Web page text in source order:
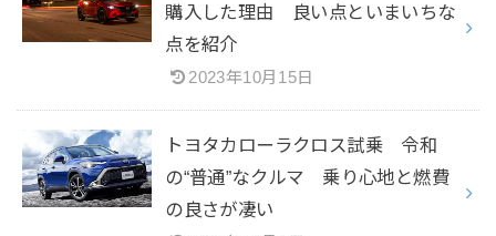
購入した理由 良い点といまいちな
点を紹介
2023年10月15日
トヨタカローラクロス試乗 令和
の“普通”なクルマ 乗り心地と燃費
の良さが凄い